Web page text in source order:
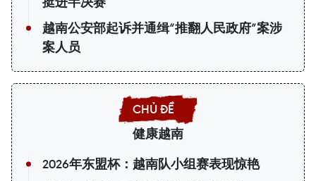
越南公安部起诉并通缉“推翻人民政府”案涉
案人员
健康越南
2026年东盟杯：越南队小组赛表现惊艳